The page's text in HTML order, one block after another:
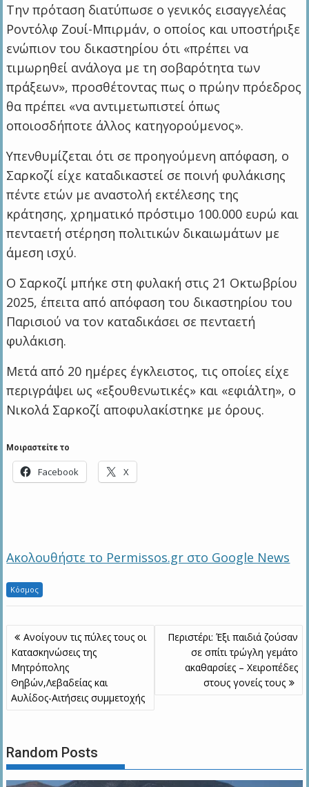
Την πρόταση διατύπωσε ο γενικός εισαγγελέας
Ροντόλφ Ζουί-Μπιρμάν, ο οποίος και υποστήριξε
ενώπιον του δικαστηρίου ότι «πρέπει να
τιμωρηθεί ανάλογα με τη σοβαρότητα των
πράξεων», προσθέτοντας πως ο πρώην πρόεδρος
θα πρέπει «να αντιμετωπιστεί όπως
οποιοσδήποτε άλλος κατηγορούμενος».
Υπενθυμίζεται ότι σε προηγούμενη απόφαση, ο
Σαρκοζί είχε καταδικαστεί σε ποινή φυλάκισης
πέντε ετών με αναστολή εκτέλεσης της
κράτησης, χρηματικό πρόστιμο 100.000 ευρώ και
πενταετή στέρηση πολιτικών δικαιωμάτων με
άμεση ισχύ.
Ο Σαρκοζί μπήκε στη φυλακή στις 21 Οκτωβρίου
2025, έπειτα από απόφαση του δικαστηρίου του
Παρισιού να τον καταδικάσει σε πενταετή
φυλάκιση.
Μετά από 20 ημέρες έγκλειστος, τις οποίες είχε
περιγράψει ως «εξουθενωτικές» και «εφιάλτη», ο
Νικολά Σαρκοζί αποφυλακίστηκε με όρους.
Μοιραστείτε το
Facebook X
Ακολουθήστε το Permissos.gr στο Google News
Κόσμος
Πλοήγηση
άρθρων
Ανοίγουν τις πύλες τους οι
Κατασκηνώσεις της
Μητρόπολης
Θηβών,Λεβαδείας και
Αυλίδος-Aιτήσεις συμμετοχής
Περιστέρι: Έξι παιδιά ζούσαν
σε σπίτι τρώγλη γεμάτο
ακαθαρσίες – Χειροπέδες
στους γονείς τους
Random Posts